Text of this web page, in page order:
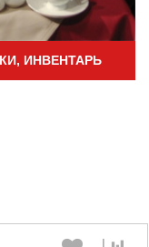
ИНВЕНТАРЬ